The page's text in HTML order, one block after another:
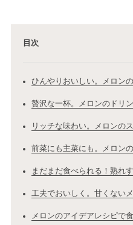
目次
ひんやりおいしい。メロン
贅沢な一杯。メロンのドリ
リッチな味わい。メロンの
前菜にも主菜にも。メロン
まだまだ食べられる！熟れ
工夫でおいしく。甘くない
メロンのアイデアレシピで